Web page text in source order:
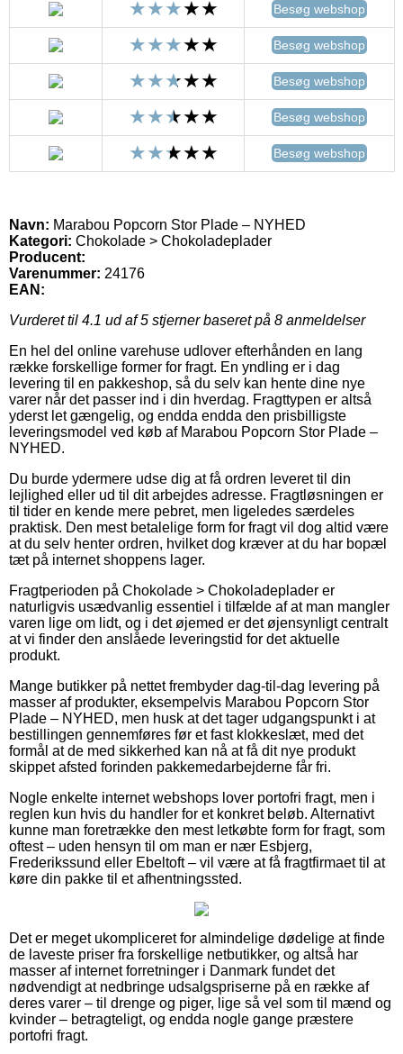
Besøg webshop
Besøg webshop
Besøg webshop
Besøg webshop
Besøg webshop
Navn: Marabou Popcorn Stor Plade – NYHED
Kategori: Chokolade > Chokoladeplader
Producent:
Varenummer: 24176
EAN:
Vurderet til 4.1 ud af 5 stjerner baseret på 8 anmeldelser
En hel del online varehuse udlover efterhånden en lang
række forskellige former for fragt. En yndling er i dag
levering til en pakkeshop, så du selv kan hente dine nye
varer når det passer ind i din hverdag. Fragttypen er altså
yderst let gængelig, og endda endda den prisbilligste
leveringsmodel ved køb af Marabou Popcorn Stor Plade –
NYHED.
Du burde ydermere udse dig at få ordren leveret til din
lejlighed eller ud til dit arbejdes adresse. Fragtløsningen er
til tider en kende mere pebret, men ligeledes særdeles
praktisk. Den mest betalelige form for fragt vil dog altid være
at du selv henter ordren, hvilket dog kræver at du har bopæl
tæt på internet shoppens lager.
Fragtperioden på Chokolade > Chokoladeplader er
naturligvis usædvanlig essentiel i tilfælde af at man mangler
varen lige om lidt, og i det øjemed er det øjensynligt centralt
at vi finder den anslåede leveringstid for det aktuelle
produkt.
Mange butikker på nettet frembyder dag-til-dag levering på
masser af produkter, eksempelvis Marabou Popcorn Stor
Plade – NYHED, men husk at det tager udgangspunkt i at
bestillingen gennemføres før et fast klokkeslæt, med det
formål at de med sikkerhed kan nå at få dit nye produkt
skippet afsted forinden pakkemedarbejderne får fri.
Nogle enkelte internet webshops lover portofri fragt, men i
reglen kun hvis du handler for et konkret beløb. Alternativt
kunne man foretrække den mest letkøbte form for fragt, som
oftest – uden hensyn til om man er nær Esbjerg,
Frederikssund eller Ebeltoft – vil være at få fragtfirmaet til at
køre din pakke til et afhentningssted.
Det er meget ukompliceret for almindelige dødelige at finde
de laveste priser fra forskellige netbutikker, og altså har
masser af internet forretninger i Danmark fundet det
nødvendigt at nedbringe udsalgspriserne på en række af
deres varer – til drenge og piger, lige så vel som til mænd og
kvinder – betragteligt, og endda nogle gange præstere
portofri fragt.